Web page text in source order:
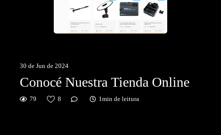
30 de Jun de 2024
Conocé Nuestra Tienda Online
79 8 1min de leitura